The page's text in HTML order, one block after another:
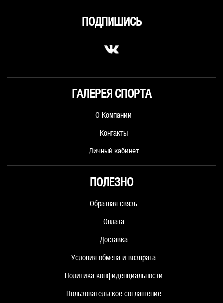
ГАЛЕРЕЯ СПОРТА
О Компании
Контакты
Личный кабинет
ПОЛЕЗНО
Обратная связь
Оплата
Доставка
Условия обмена и возврата
Политика конфиденциальности
Пользовательское соглашение
ПОДПИШИСЬ